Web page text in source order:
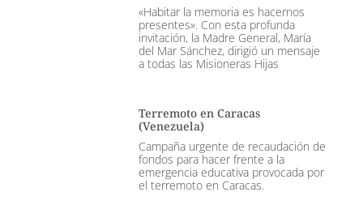
«Habitar la memoria es hacernos
presentes». Con esta profunda
invitación, la Madre General, María
del Mar Sánchez, dirigió un mensaje
a todas las Misioneras Hijas
Terremoto en Caracas
(Venezuela)
Campaña urgente de recaudación de
fondos para hacer frente a la
emergencia educativa provocada por
el terremoto en Caracas.